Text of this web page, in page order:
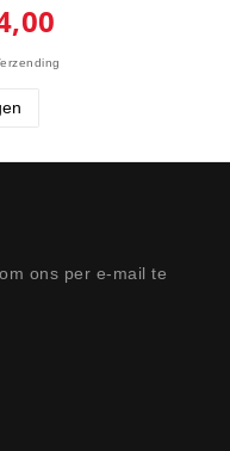
ons per e-mail te